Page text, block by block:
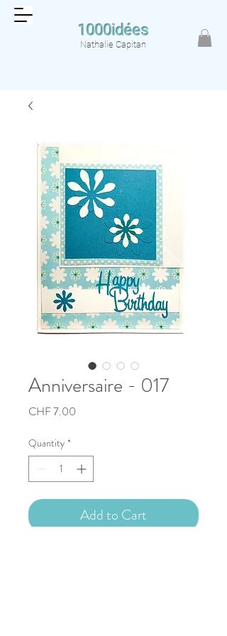
1000idées
Nathalie Capitan
Anniversaire - 017
CHF 7.00
Quantity *
Add to Cart